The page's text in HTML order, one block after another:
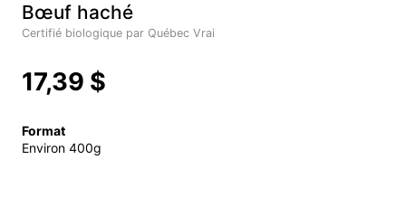
Bœuf haché
Certifié biologique par Québec Vrai
17,39 $
Format
Environ 400g